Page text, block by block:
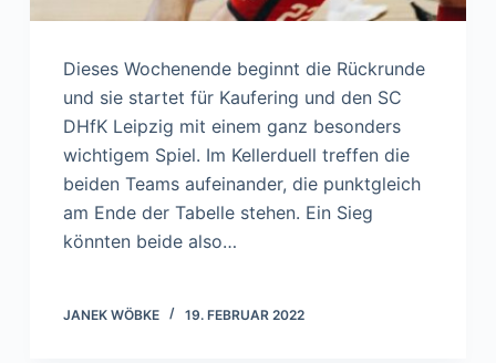
Dieses Wochenende beginnt die Rückrunde
und sie startet für Kaufering und den SC
DHfK Leipzig mit einem ganz besonders
wichtigem Spiel. Im Kellerduell treffen die
beiden Teams aufeinander, die punktgleich
am Ende der Tabelle stehen. Ein Sieg
könnten beide also…
JANEK WÖBKE 19. FEBRUAR 2022